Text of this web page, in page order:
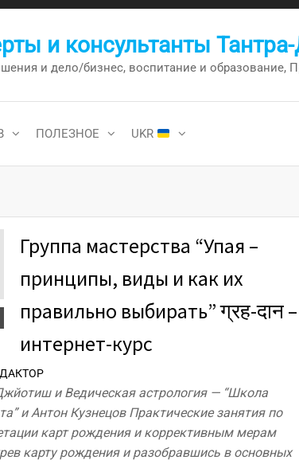
и консультанты
и дело/бизнес, воспитание и образование,
ПОЛЕЗНОЕ UKR
Группа мастерства “Упая –
принципы, виды и как их
правильно выбирать” ग्रह-दान –
интернет-курс
и Ведическая астрология — “Школа
и Антон Кузнецов Практические занятия по
карт рождения и коррективным мерам
карту рождения и разобравшись в основных